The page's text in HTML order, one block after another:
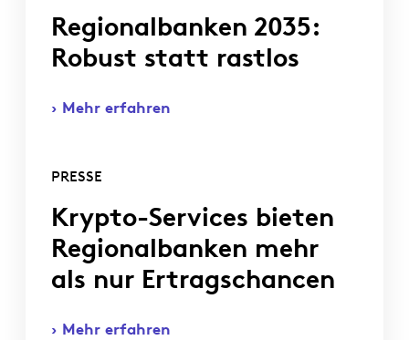
Regionalbanken 2035:
Robust statt rastlos
Mehr erfahren
PRESSE
Krypto-Services bieten
Regionalbanken mehr
als nur Ertragschancen
Mehr erfahren